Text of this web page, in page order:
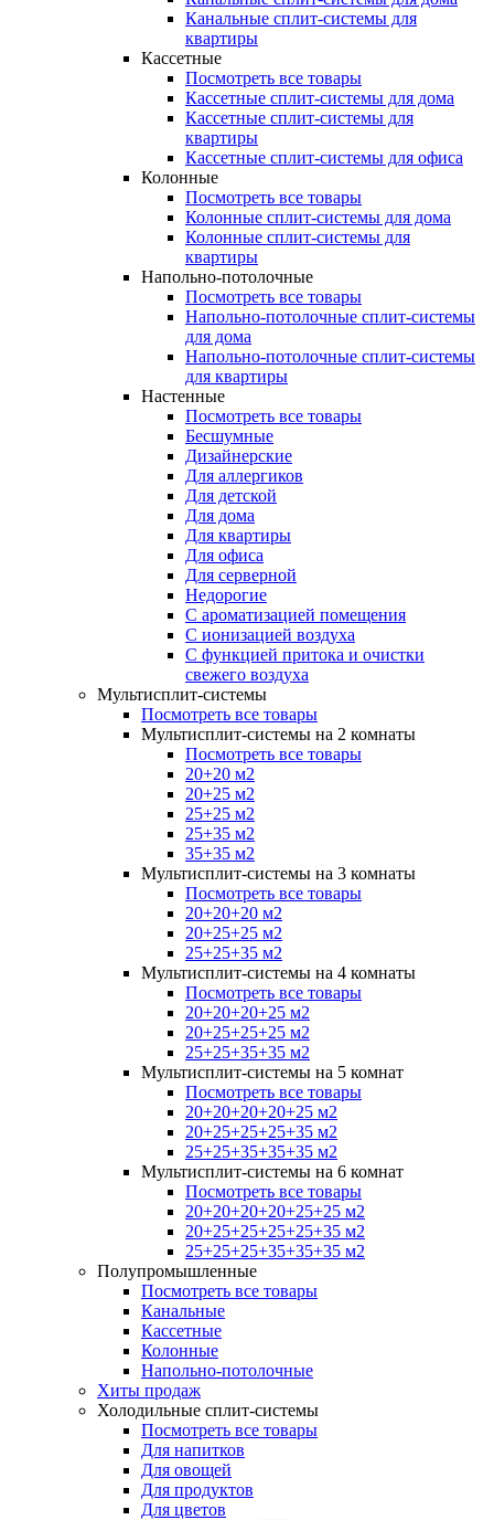
Канальные сплит-системы для
квартиры
Кассетные
Посмотреть все товары
Кассетные сплит-системы для дома
Кассетные сплит-системы для
квартиры
Кассетные сплит-системы для офиса
Колонные
Посмотреть все товары
Колонные сплит-системы для дома
Колонные сплит-системы для
квартиры
Напольно-потолочные
Посмотреть все товары
Напольно-потолочные сплит-системы
для дома
Напольно-потолочные сплит-системы
для квартиры
Настенные
Посмотреть все товары
Бесшумные
Дизайнерские
Для аллергиков
Для детской
Для дома
Для квартиры
Для офиса
Для серверной
Недорогие
С ароматизацией помещения
С ионизацией воздуха
С функцией притока и очистки
свежего воздуха
Мультисплит-системы
Посмотреть все товары
Мультисплит-системы на 2 комнаты
Посмотреть все товары
20+20 м2
20+25 м2
25+25 м2
25+35 м2
35+35 м2
Мультисплит-системы на 3 комнаты
Посмотреть все товары
20+20+20 м2
20+25+25 м2
25+25+35 м2
Мультисплит-системы на 4 комнаты
Посмотреть все товары
20+20+20+25 м2
20+25+25+25 м2
25+25+35+35 м2
Мультисплит-системы на 5 комнат
Посмотреть все товары
20+20+20+20+25 м2
20+25+25+25+35 м2
25+25+35+35+35 м2
Мультисплит-системы на 6 комнат
Посмотреть все товары
20+20+20+20+25+25 м2
20+25+25+25+25+35 м2
25+25+25+35+35+35 м2
Полупромышленные
Посмотреть все товары
Канальные
Кассетные
Колонные
Напольно-потолочные
Хиты продаж
Холодильные сплит-системы
Посмотреть все товары
Для напитков
Для овощей
Для продуктов
Для цветов